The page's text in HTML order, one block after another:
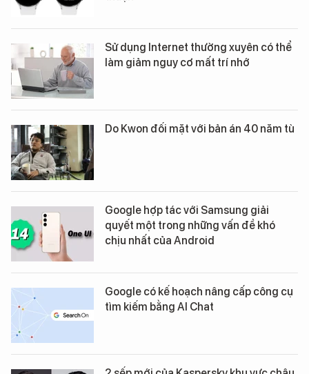
Sử dụng Internet thường xuyên có thể
làm giảm nguy cơ mất trí nhớ
Do Kwon đối mặt với bản án 40 năm tù
Google hợp tác với Samsung giải
quyết một trong những vấn đề khó
chịu nhất của Android
Google có kế hoạch nâng cấp công cụ
tìm kiếm bằng AI Chat